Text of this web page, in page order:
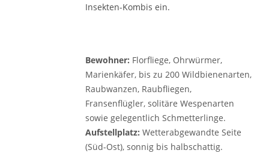
Insekten-Kombis ein.
Bewohner: Florfliege, Ohrwürmer,
Marienkäfer, bis zu 200 Wildbienen­arten,
Raubwanzen, Raubfliegen,
Fransenflügler, solitäre Wespenarten
sowie gelegentlich Schmetterlinge.
Aufstellplatz: Wetterabgewandte Seite
(Süd-Ost), sonnig bis halbschattig.